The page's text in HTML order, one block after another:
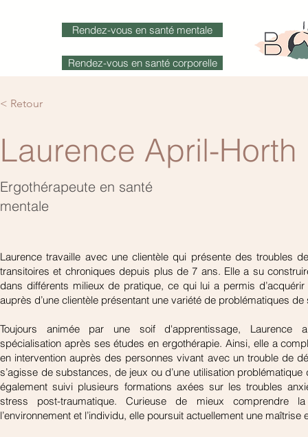
Rendez-vous en santé mentale
Rendez-vous en santé corporelle
(514) 374-6338
Santé corporelle Santé mentale Services
Accueil / Équipe santé mentale (Item)
< Retour
Laurence April-Horth
Ergothérapeute en santé
mentale
Laurence travaille avec une clientèle qui présente des troubles
transitoires et chroniques depuis plus de 7 ans. Elle a su
dans différents milieux de pratique, ce qui lui a permis d’acquérir
auprès d’une clientèle présentant une variété de problématiques de
Toujours animée par une soif d'apprentissage, Laurence
spécialisation après ses études en ergothérapie. Ainsi, elle a
en intervention auprès des personnes vivant avec un trouble de
s’agisse de substances, de jeux ou d’une utilisation problématique
également suivi plusieurs formations axées sur les troubles
stress post-traumatique. Curieuse de mieux comprendre
l’environnement et l’individu, elle poursuit actuellement une maîtrise